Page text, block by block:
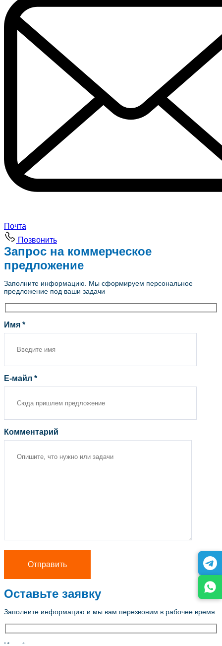
Почта
Позвонить
Запрос на коммерческое
предложение
Заполните информацию. Мы сформируем персональное
предложение под ваши задачи
Имя *
Е-майл *
Комментарий
Оставьте заявку
Заполните информацию и мы вам перезвоним в рабочее время